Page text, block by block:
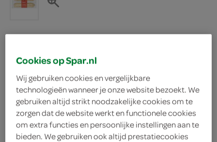
g'woon pistolets wit
g'woon
1.
59
300 Gram
Cookies op Spar.nl
Wij gebruiken cookies en vergelijkbare
technologieën wanneer je onze website bezoekt. We
gebruiken altijd strikt noodzakelijke cookies om te
zorgen dat de website werkt en functionele cookies
om extra functies en persoonlijke instellingen aan te
bieden. We gebruiken ook altijd prestatiecookies